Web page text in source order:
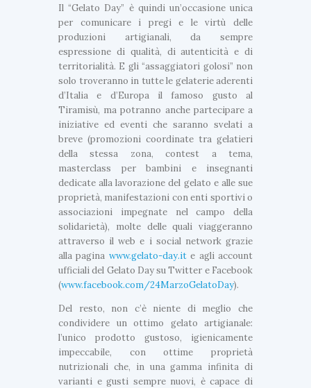
Il “Gelato Day” è quindi un’occasione unica
per comunicare i pregi e le virtù delle
produzioni artigianali, da sempre
espressione di qualità, di autenticità e di
territorialità. E gli “assaggiatori golosi” non
solo troveranno in tutte le gelaterie aderenti
d’Italia e d’Europa il famoso gusto al
Tiramisù, ma potranno anche partecipare a
iniziative ed eventi che saranno svelati a
breve (promozioni coordinate tra gelatieri
della stessa zona, contest a tema,
masterclass per bambini e insegnanti
dedicate alla lavorazione del gelato e alle sue
proprietà, manifestazioni con enti sportivi o
associazioni impegnate nel campo della
solidarietà), molte delle quali viaggeranno
attraverso il web e i social network grazie
alla pagina www.gelato-day.ite agli account
ufficiali del Gelato Day su Twitter e Facebook
(www.facebook.com/24MarzoGelatoDay).
Del resto, non c’è niente di meglio che
condividere un ottimo gelato artigianale:
l’unico prodotto gustoso, igienicamente
impeccabile, con ottime proprietà
nutrizionali che, in una gamma infinita di
varianti e gusti sempre nuovi, è capace di